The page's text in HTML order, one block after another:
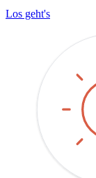
Los geht's